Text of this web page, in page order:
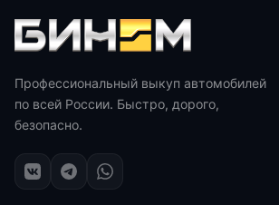
Профессиональный выкуп автомобилей
по всей России. Быстро, дорого,
безопасно.